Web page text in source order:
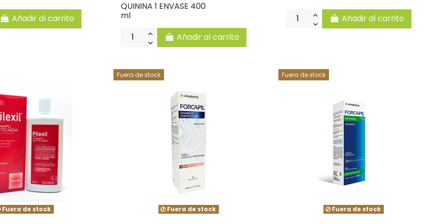
Añadir al carrito
QUININA 1 ENVASE 400
ml
Añadir al carrito
Añadir al carrito
Fuera de stock
Fuera de stock
Fuera de stock
Fuera de stock
Fuera de stock